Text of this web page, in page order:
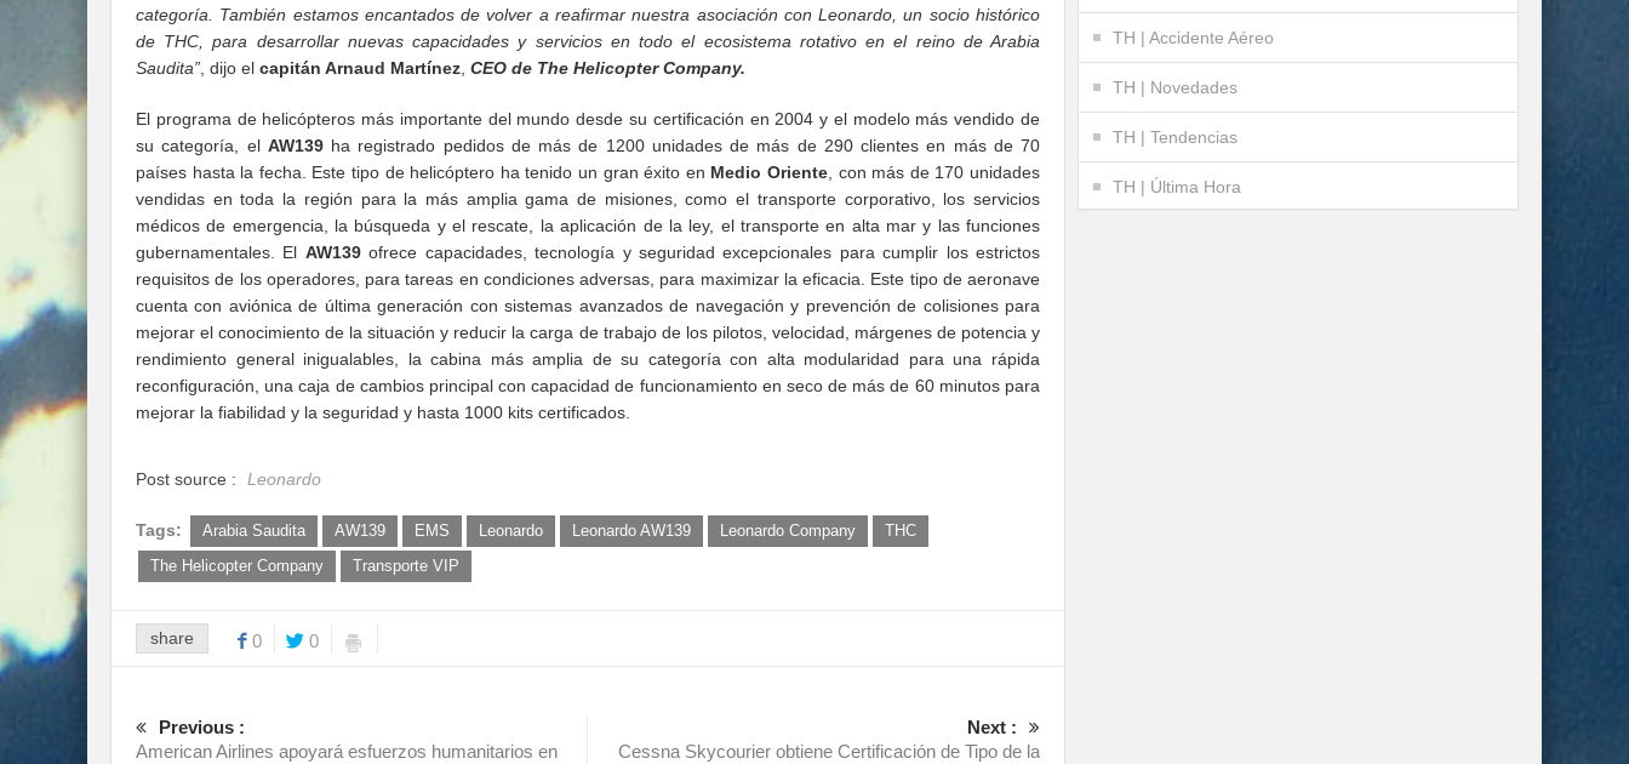
categoría. También estamos encantados de volver a reafirmar nuestra asociación con Leonardo, un socio histórico
de THC, para desarrollar nuevas capacidades y servicios en todo el ecosistema rotativo en el reino de Arabia
Saudita”, dijo el capitán Arnaud Martínez, CEO de The Helicopter Company.
El programa de helicópteros más importante del mundo desde su certificación en 2004 y el modelo más vendido de
su categoría, el AW139ha registrado pedidos de más de 1200 unidades de más de 290 clientes en más de 70
países hasta la fecha. Este tipo de helicóptero ha tenido un gran éxito en Medio Oriente, con más de 170 unidades
vendidas en toda la región para la más amplia gama de misiones, como el transporte corporativo, los servicios
médicos de emergencia, la búsqueda y el rescate, la aplicación de la ley, el transporte en alta mar y las funciones
gubernamentales. El AW139ofrece capacidades, tecnología y seguridad excepcionales para cumplir los estrictos
requisitos de los operadores, para tareas en condiciones adversas, para maximizar la eficacia. Este tipo de aeronave
cuenta con aviónica de última generación con sistemas avanzados de navegación y prevención de colisiones para
mejorar el conocimiento de la situación y reducir la carga de trabajo de los pilotos, velocidad, márgenes de potencia y
rendimiento general inigualables, la cabina más amplia de su categoría con alta modularidad para una rápida
reconfiguración, una caja de cambios principal con capacidad de funcionamiento en seco de más de 60 minutos para
mejorar la fiabilidad y la seguridad y hasta 1000 kits certificados.
Post source : Leonardo
Tags: Arabia Saudita AW139 EMS Leonardo Leonardo AW139 Leonardo Company
THC
The Helicopter Company
Transporte VIP
share 0 0
Previous :
American Airlines apoyará esfuerzos humanitarios en
Next :
Cessna Skycourier obtiene Certificación de Tipo de la
TH | Accidente Aéreo
TH | Novedades
TH | Tendencias
TH | Última Hora